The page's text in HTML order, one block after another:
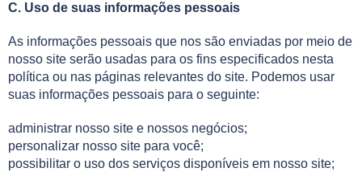
C. Uso de suas informações pessoais
As informações pessoais que nos são enviadas por meio de
nosso site serão usadas para os fins especificados nesta
política ou nas páginas relevantes do site. Podemos usar
suas informações pessoais para o seguinte:
administrar nosso site e nossos negócios;
personalizar nosso site para você;
possibilitar o uso dos serviços disponíveis em nosso site;